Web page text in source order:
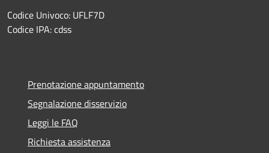
Codice Univoco: UFLF7D
Codice IPA: cdss
Prenotazione appuntamento
Segnalazione disservizio
Leggi le FAQ
Richiesta assistenza